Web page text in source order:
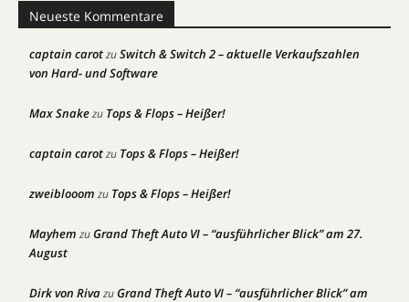
Neueste Kommentare
captain carotzuSwitch & Switch 2 – aktuelle Verkaufszahlen
von Hard- und Software
Max Snakezu Tops & Flops – Heißer!
captain carotzu Tops & Flops – Heißer!
zweiblooom zu Tops & Flops – Heißer!
Mayhem zuGrand Theft Auto VI – “ausführlicher Blick” am 27.
August
Dirk von RivazuGrand Theft Auto VI – “ausführlicher Blick” am